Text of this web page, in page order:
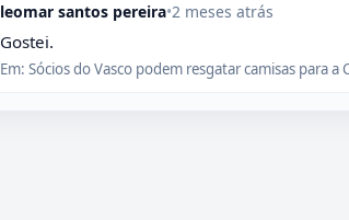
leomar santos pereira•2 meses atrás
Gostei.
Em: Sócios do Vasco podem resgatar camisas para